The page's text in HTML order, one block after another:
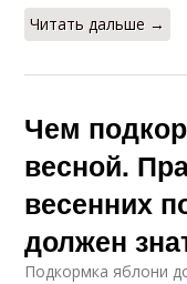
Читать дальше →
Чем
весной.
весенних
должен
Подкормка яблони